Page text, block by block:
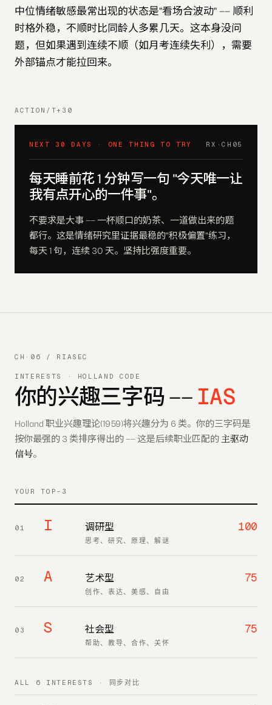
中位情绪敏感最常出现的状态是"看场合波动" —— 顺利
时格外稳，不顺时比同龄人多累几天。这本身没问
题，但如果遇到连续不顺（如月考连续失利），需要
外部锚点才能拉回来。
ACTION/T+30
NEXT 30 DAYS · ONE THING TO TRY RX·CH 05
每天睡前花 1 分钟写一句 "今天唯一让
我有点开心的一件事"。
不要求是大事 —— 一杯顺口的奶茶、一道做出来的题
都行。这是情绪研究里证据最稳的"积极偏置"练习，
每天 1 句，连续 30 天。坚持比强度重要。
CH·06 / RIASEC
INTERESTS · HOLLAND CODE
你的兴趣三字码 —— IAS
Holland 职业兴趣理论(1959)将兴趣分为 6 类。你的三字码是
按你最强的 3 类排序得出的 —— 这是后续职业匹配的主驱动
信号。
YOUR TOP-3
01 I 调研型
思考、研究、原理、解谜
100
02 A 艺术型
创作、表达、美感、自由
75
03 S 社会型
帮助、教导、合作、关怀
75
ALL 6 INTERESTS · 同步对比